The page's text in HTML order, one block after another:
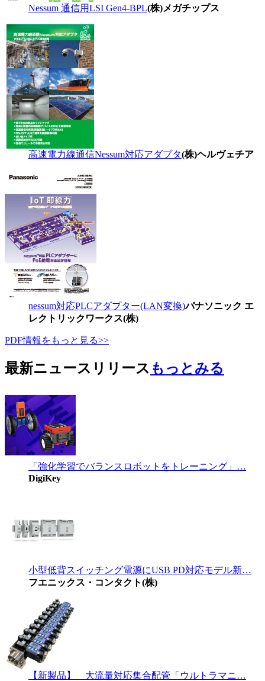
Nessum 通信用LSI Gen4-BPL(株)メガチップス
高速電力線通信Nessum対応アダプタ(株)ヘルヴェチア
nessum対応PLCアダプター(LAN変換)パナソニック エ
レクトリックワークス(株)
PDF情報をもっと見る>>
最新ニュースリリース もっとみる
「強化学習でバランスロボットをトレーニング」…
DigiKey
小型低背スイッチング電源にUSB PD対応モデル新…
フエニックス・コンタクト(株)
【新製品】 大流量対応集合配管「ウルトラマニ…